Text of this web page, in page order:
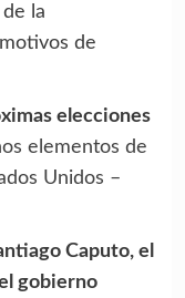
la
de
elecciones
elementos de
Unidos –
Caputo, el
gobierno